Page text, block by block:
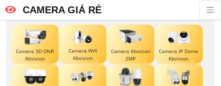
CAMERA GIÁ RẺ
Camera 3D DNR
Kbvision
Camera Wifi
Kbvision
Camera Kbvision
2MP
Camera IP Dome
Kbviison